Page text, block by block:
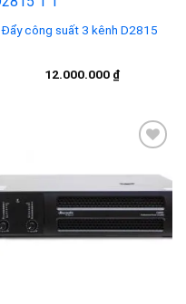
Đẩy công suất 3 kênh D2815
12.000.000 ₫
Add to
wishlist